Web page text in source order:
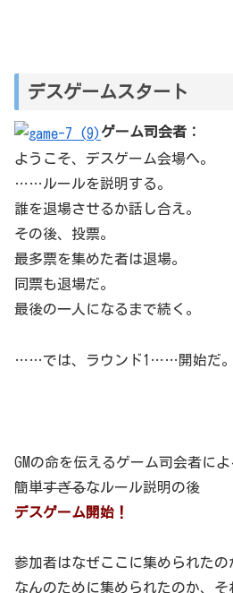
デスゲームスタート
ゲーム司会者：
ようこそ、デスゲーム会場へ。
……ルールを説明する。
誰を退場させるか話し合え。
その後、投票。
最多票を集めた者は退場。
同票も退場だ。
最後の一人になるまで続く。
……では、ラウンド1……開始だ。
GMの命を伝えるゲーム司会者によ
簡単すぎるなルール説明の後
デスゲーム開始！
参加者はなぜここに集められたの
なんのために集められたのか、そ